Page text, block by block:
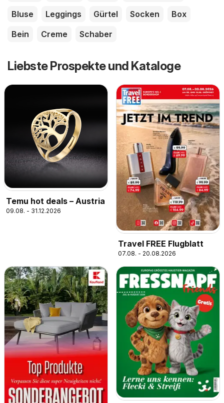
Bluse
Leggings Gürtel Socken
Box
Bein
Creme Schaber
Liebste Prospekte und Kataloge
Temu hot deals – Austria
09.08. - 31.12.2026
Travel FREE Flugblatt
07.08. - 20.08.2026